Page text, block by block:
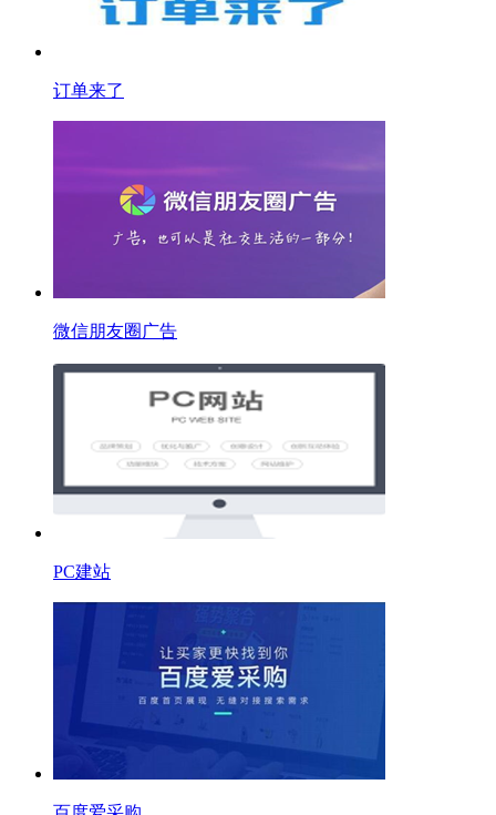
订单来了
微信朋友圈广告
PC建站